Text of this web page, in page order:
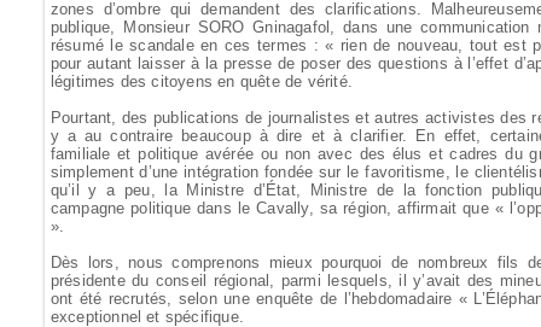
zones d’ombre qui demandent des clarifications.
publique, Monsieur SORO Gninagafol, dans une
résumé le scandale en ces termes : « rien de nouveau, tout est
pour autant laisser à la presse de poser des questions à l’effet
légitimes des citoyens en quête de vérité.
Pourtant, des publications de journalistes et autres activistes des
y a au contraire beaucoup à dire et à clarifier. En effet,
familiale et politique avérée ou non avec des élus et cadres du
simplement d’une intégration fondée sur le favoritisme, le
qu’il y a peu, la Ministre d’État, Ministre de la fonction
campagne politique dans le Cavally, sa région, affirmait que «
».
Dès lors, nous comprenons mieux pourquoi de nombreux fils
présidente du conseil régional, parmi lesquels, il y’avait des
ont été recrutés, selon une enquête de l’hebdomadaire «
exceptionnel et spécifique.